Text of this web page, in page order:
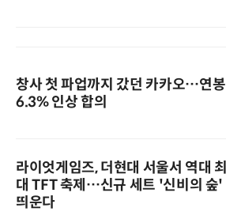
창사 첫 파업까지 갔던 카카오…연봉
6.3% 인상 합의
라이엇게임즈, 더현대 서울서 역대 최
대 TFT 축제…신규 세트 '신비의 숲'
띄운다